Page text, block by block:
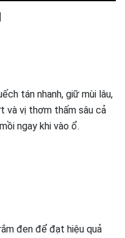
tán nhanh, giữ mùi lâu,
và vị thơm thấm sâu cả
ngay khi vào ổ.
đen để đạt hiệu quả